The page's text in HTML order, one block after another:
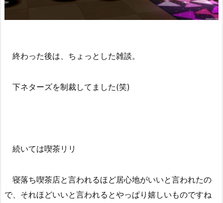
終わった後は、ちょっとした雑談。
下ネターズを制裁してました(笑)
続いては喫茶リリ
寝落ち喫茶店と言われるほど居心地がいいと言われたの
で、それほどいいと言われるとやっぱり嬉しいものですね